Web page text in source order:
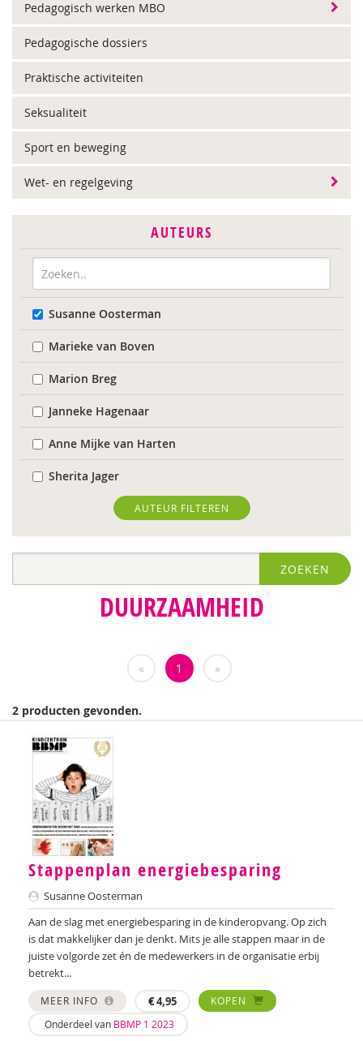
Pedagogisch werken MBO
Pedagogische dossiers
Praktische activiteiten
Seksualiteit
Sport en beweging
Wet- en regelgeving
AUTEURS
Susanne Oosterman
Marieke van Boven
Marion Breg
Janneke Hagenaar
Anne Mijke van Harten
Sherita Jager
Jelka Matlung
Ellis van der Meulen
Esther Putter
Romy Schneider
Martin van Osch
Aart Verschuur
Ferdie van de Winkel
AUTEUR FILTEREN
ZOEKEN
DUURZAAMHEID
« 1 »
2 producten gevonden.
Stappenplan energiebesparing
Susanne Oosterman
Aan de slag met energiebesparing in de kinderopvang. Op zich
is dat makkelijker dan je denkt. Mits je alle stappen maar in de
juiste volgorde zet én de medewerkers in de organisatie erbij
betrekt...
MEER INFO €4,95
KOPEN
Onderdeel van BBMP 1 2023